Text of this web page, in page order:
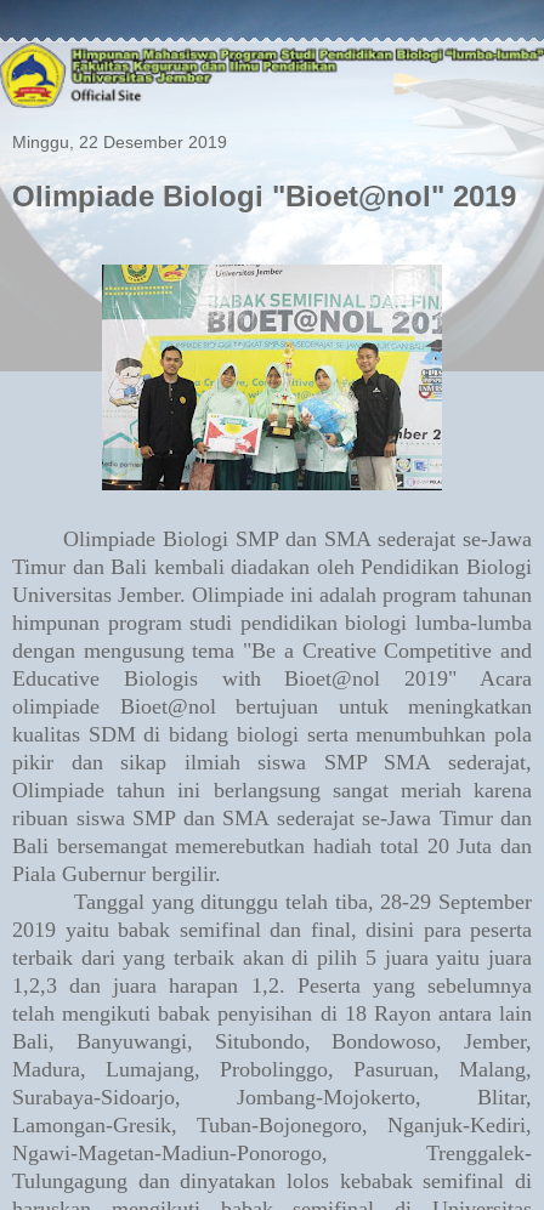
Minggu, 22 Desember 2019
Olimpiade Biologi "Bioet@nol" 2019
Olimpiade Biologi SMP dan SMA sederajat se-Jawa
Timur dan Bali kembali diadakan oleh Pendidikan Biologi
Universitas Jember. Olimpiade ini adalah program tahunan
himpunan program studi pendidikan biologi lumba-lumba
dengan mengusung tema "Be a Creative Competitive and
Educative Biologis with Bioet@nol 2019" Acara
olimpiade Bioet@nol bertujuan untuk meningkatkan
kualitas SDM di bidang biologi serta menumbuhkan pola
pikir dan sikap ilmiah siswa SMP SMA sederajat,
Olimpiade tahun ini berlangsung sangat meriah karena
ribuan siswa SMP dan SMA sederajat se-Jawa Timur dan
Bali bersemangat memerebutkan hadiah total 20 Juta dan
Piala Gubernur bergilir.
Tanggal yang ditunggu telah tiba, 28-29 September
2019 yaitu babak semifinal dan final, disini para peserta
terbaik dari yang terbaik akan di pilih 5 juara yaitu juara
1,2,3 dan juara harapan 1,2. Peserta yang sebelumnya
telah mengikuti babak penyisihan di 18 Rayon antara lain
Bali, Banyuwangi, Situbondo, Bondowoso, Jember,
Madura, Lumajang, Probolinggo, Pasuruan, Malang,
Surabaya-Sidoarjo, Jombang-Mojokerto, Blitar,
Lamongan-Gresik, Tuban-Bojonegoro, Nganjuk-Kediri,
Ngawi-Magetan-Madiun-Ponorogo, Trenggalek-
Tulungagung dan dinyatakan lolos kebabak semifinal di